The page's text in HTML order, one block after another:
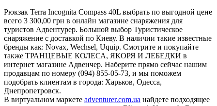
Рюкзак Terra Incognita Compass 40L выбрать по выгодной цене
всего 3 300,00 грн в онлайн магазине снаряжения для
туристов Адвентурер. Большой выбор Туристическое
снаряжение с доставкой по Киеву. В наличии такие известные
бренды как: Novax, Wechsel, Uquip. Смотрите и покупайте
также ТРАНЦЕВЫЕ КОЛЕСА, ЯКОРЯ И ЛЕБЕДКИ в
интернет магазине Адвенчер. Наберите прямо сейчас нашим
продавцам по номеру (094) 855-05-73, и мы поможем
подобрать клиентам в города: Харьков, Одесса,
Днепропетровск.
В виртуальном маркете adventurer.com.ua найдете подходящее